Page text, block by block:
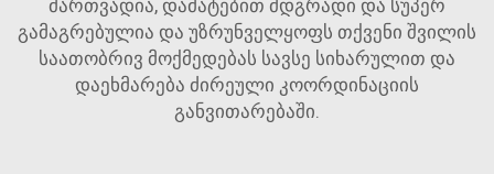
მართვადია, დამატებით მდგრადი და სუპერ
გამაგრებულია და უზრუნველყოფს თქვენი შვილის
საათობრივ მოქმედებას სავსე სიხარულით და
დაეხმარება ძირეული კოორდინაციის
განვითარებაში.